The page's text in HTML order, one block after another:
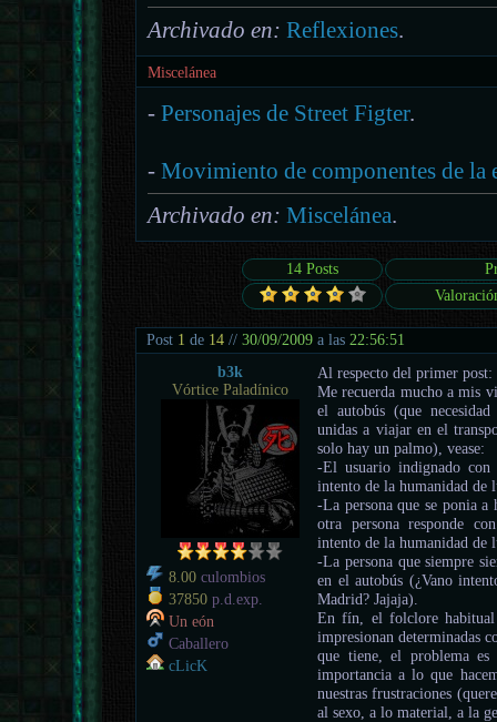
Archivado en: Reflexiones.
Miscelánea
-Personajes de Street Figter.
-Movimiento de componentes de la
Archivado en: Miscelánea.
14 Posts
Post 1 de 14 //30/09/2009 a las 22:56:51
b3k
Vórtice Paladínico
8.00 culombios
37850 p.d.exp.
Un eón
Caballero
cLicK
Al respecto del primer post:
Me recuerda mucho a mis
el autobús (que
unidas a viajar en el
solo hay un palmo), vease:
-El usuario indignado con
intento de la humanidad de
-La persona que se ponia a
otra persona responde
intento de la humanidad de
-La persona que siempre
en el autobús (¿Vano
Madrid? Jajaja).
En fín, el folclore
impresionan determinadas
que tiene, el problema es
importancia a lo que
nuestras frustraciones
al sexo, a lo material, a la